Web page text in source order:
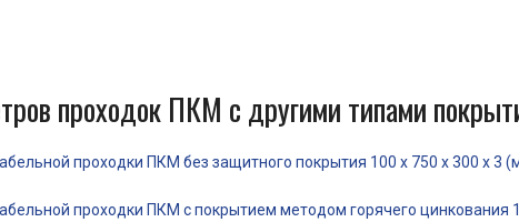
проходок ПКМ с другими типами
проходки ПКМ без защитного покрытия 100 x 750 x 300 x 3
проходки ПКМ с покрытием методом горячего цинкования